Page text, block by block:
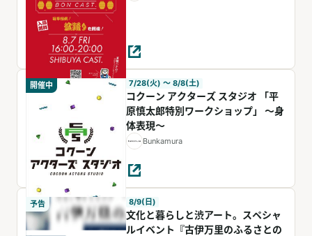
開催中 7/28(火) 〜 8/8(土)
コクーン アクターズ スタジオ 「平
原慎太郎特別ワークショップ」 ～身
体表現～
Bunkamura
予告 8/9(日)
文化と暮らしと渋アート。スペシャ
ルイベント『古伊万里のふるさとの